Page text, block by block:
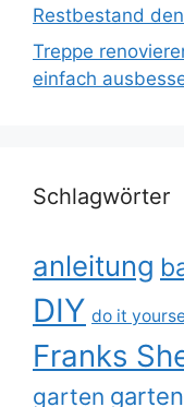
Restbestand
Treppe
einfach
Schlagwörter
anleitung
DIY do it
Franks
garten